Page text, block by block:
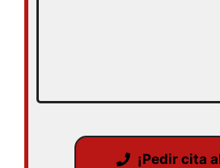
¡Pedir cita